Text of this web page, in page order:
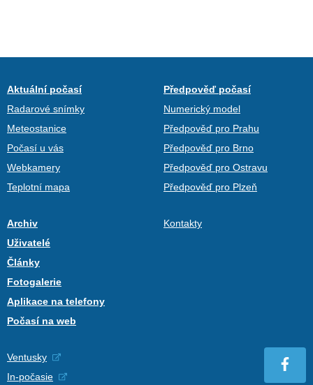
Aktuální počasí
Radarové snímky
Meteostanice
Počasí u vás
Webkamery
Teplotní mapa
Předpověď počasí
Numerický model
Předpověď pro Prahu
Předpověď pro Brno
Předpověď pro Ostravu
Předpověď pro Plzeň
Archiv
Uživatelé
Články
Fotogalerie
Aplikace na telefony
Počasí na web
Kontakty
Ventusky
In-počasie